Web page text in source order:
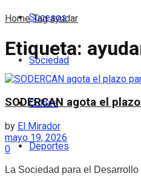
Sucesos
Sociedad
Cultura
Deportes
Home Tag ayudar
Etiqueta:
SODERCAN agota el
by El Mirador
mayo 19, 2026
0
La Sociedad para el